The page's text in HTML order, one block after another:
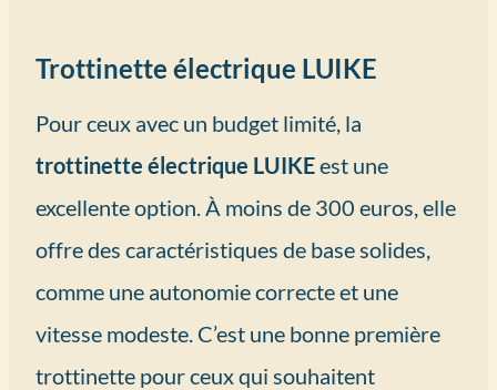
Trottinette électrique LUIKE
Pour ceux avec un budget limité, la
trottinette électrique LUIKEest une
excellente option. À moins de 300 euros, elle
offre des caractéristiques de base solides,
comme une autonomie correcte et une
vitesse modeste. C’est une bonne première
trottinette pour ceux qui souhaitent